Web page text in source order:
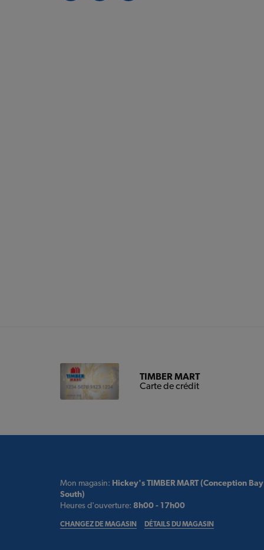
TIMBER MART
Carte de crédit
Mon magasin: Hickey's TIMBER MART (Conception Bay
South)
Heures d'ouverture: 8h00 - 17h00
CHANGEZ DE MAGASIN DÉTAILS DU MAGASIN